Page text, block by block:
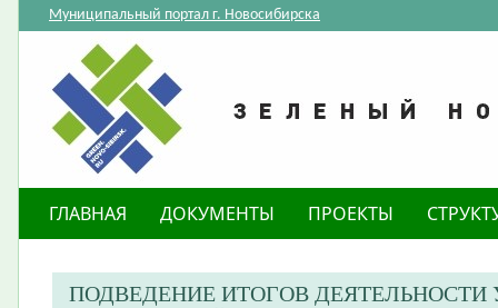
Муниципальный портал г. Новосибирска
ГЛАВНАЯ ДОКУМЕНТЫ ПРОЕКТЫ
ПОДВЕДЕНИЕ ИТОГОВ ДЕЯТЕЛЬНОСТИ